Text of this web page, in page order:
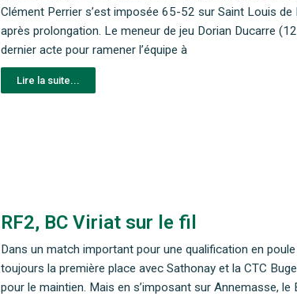
Clément Perrier s’est imposée 65-52 sur Saint Louis
après prolongation. Le meneur de jeu Dorian Ducarre
dernier acte pour ramener l’équipe à
Lire la suite...
RF2, BC Viriat sur le fil
Dans un match important pour une qualification en
toujours la première place avec Sathonay et la CTC
pour le maintien. Mais en s’imposant sur Annemasse,